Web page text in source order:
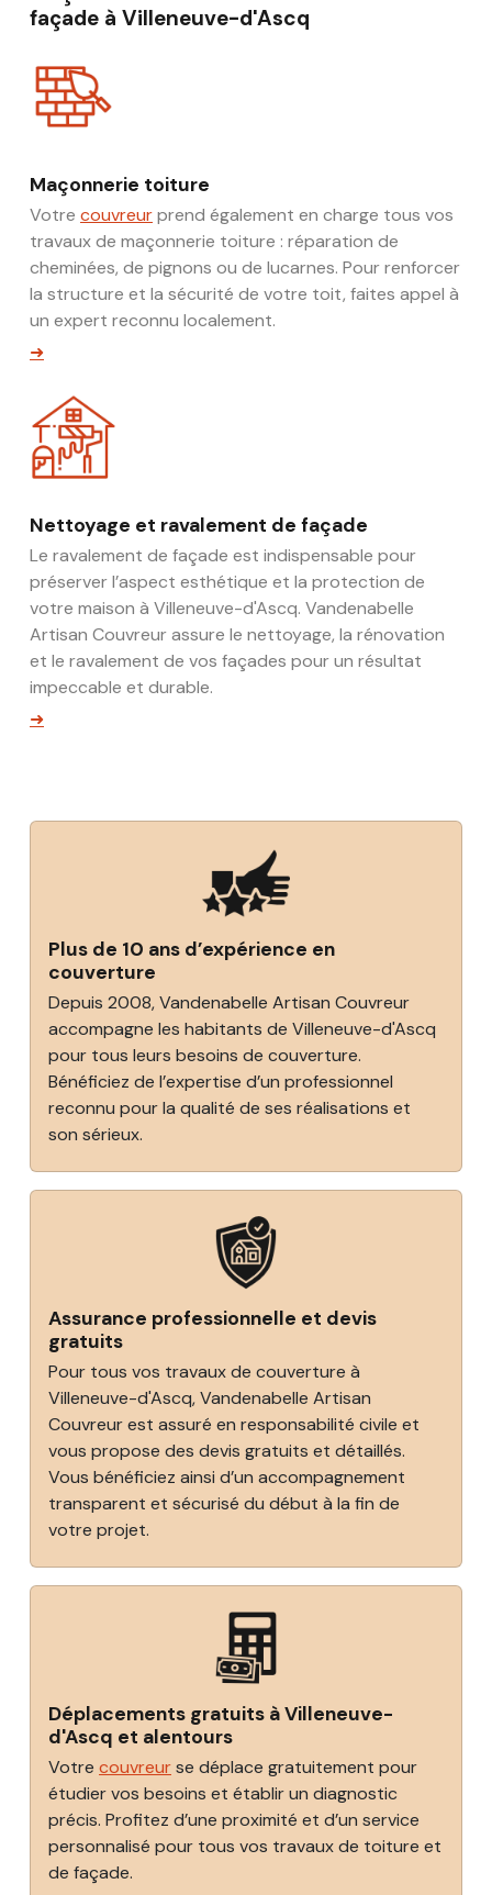
façade à Villeneuve-d'Ascq
Maçonnerie toiture
Votre couvreurprend également en charge tous vos
travaux de maçonnerie toiture : réparation de
cheminées, de pignons ou de lucarnes. Pour renforcer
la structure et la sécurité de votre toit, faites appel à
un expert reconnu localement.
➜
Nettoyage et ravalement de façade
Le ravalement de façade est indispensable pour
préserver l’aspect esthétique et la protection de
votre maison à Villeneuve-d'Ascq. Vandenabelle
Artisan Couvreur assure le nettoyage, la rénovation
et le ravalement de vos façades pour un résultat
impeccable et durable.
➜
Plus de 10 ans d’expérience en
couverture
Depuis 2008, Vandenabelle Artisan Couvreur
accompagne les habitants de Villeneuve-d'Ascq
pour tous leurs besoins de couverture.
Bénéficiez de l’expertise d’un professionnel
reconnu pour la qualité de ses réalisations et
son sérieux.
Assurance professionnelle et devis
gratuits
Pour tous vos travaux de couverture à
Villeneuve-d'Ascq, Vandenabelle Artisan
Couvreur est assuré en responsabilité civile et
vous propose des devis gratuits et détaillés.
Vous bénéficiez ainsi d’un accompagnement
transparent et sécurisé du début à la fin de
votre projet.
Déplacements gratuits à Villeneuve-
d'Ascq et alentours
Votre couvreurse déplace gratuitement pour
étudier vos besoins et établir un diagnostic
précis. Profitez d’une proximité et d’un service
personnalisé pour tous vos travaux de toiture et
de façade.